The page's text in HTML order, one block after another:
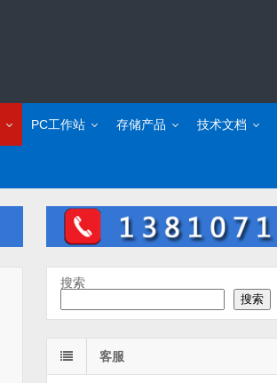
PC工作站 存储产品 技术文档
搜索
搜索
客服